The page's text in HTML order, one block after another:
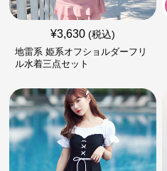
¥3,630 (税込)
地雷系 姫系オフショルダーフリ
ル水着三点セット